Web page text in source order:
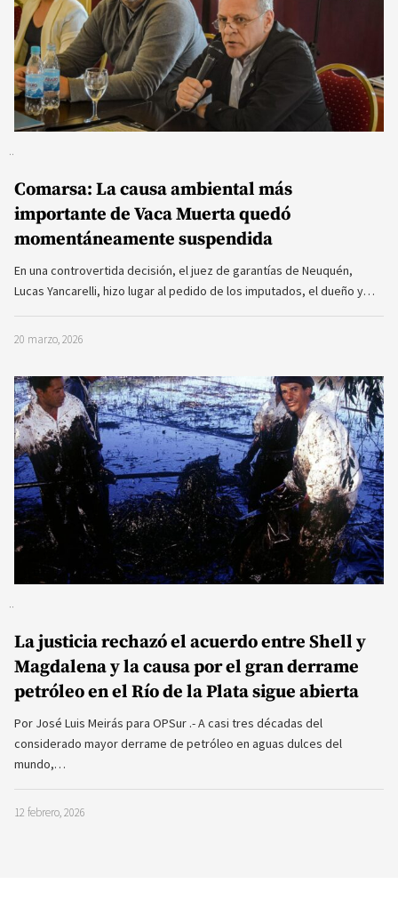
Comarsa: La causa ambiental más
importante de Vaca Muerta quedó
momentáneamente suspendida
En una controvertida decisión, el juez de garantías de Neuquén,
Lucas Yancarelli, hizo lugar al pedido de los imputados, el dueño y…
20 marzo, 2026
La justicia rechazó el acuerdo entre Shell y
Magdalena y la causa por el gran derrame
petróleo en el Río de la Plata sigue abierta
Por José Luis Meirás para OPSur .- A casi tres décadas del
considerado mayor derrame de petróleo en aguas dulces del
mundo,…
12 febrero, 2026